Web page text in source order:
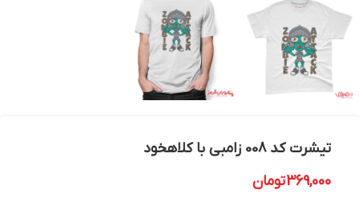
تیشرت کد 008 زامبی با کلاهخود
369,000تومان